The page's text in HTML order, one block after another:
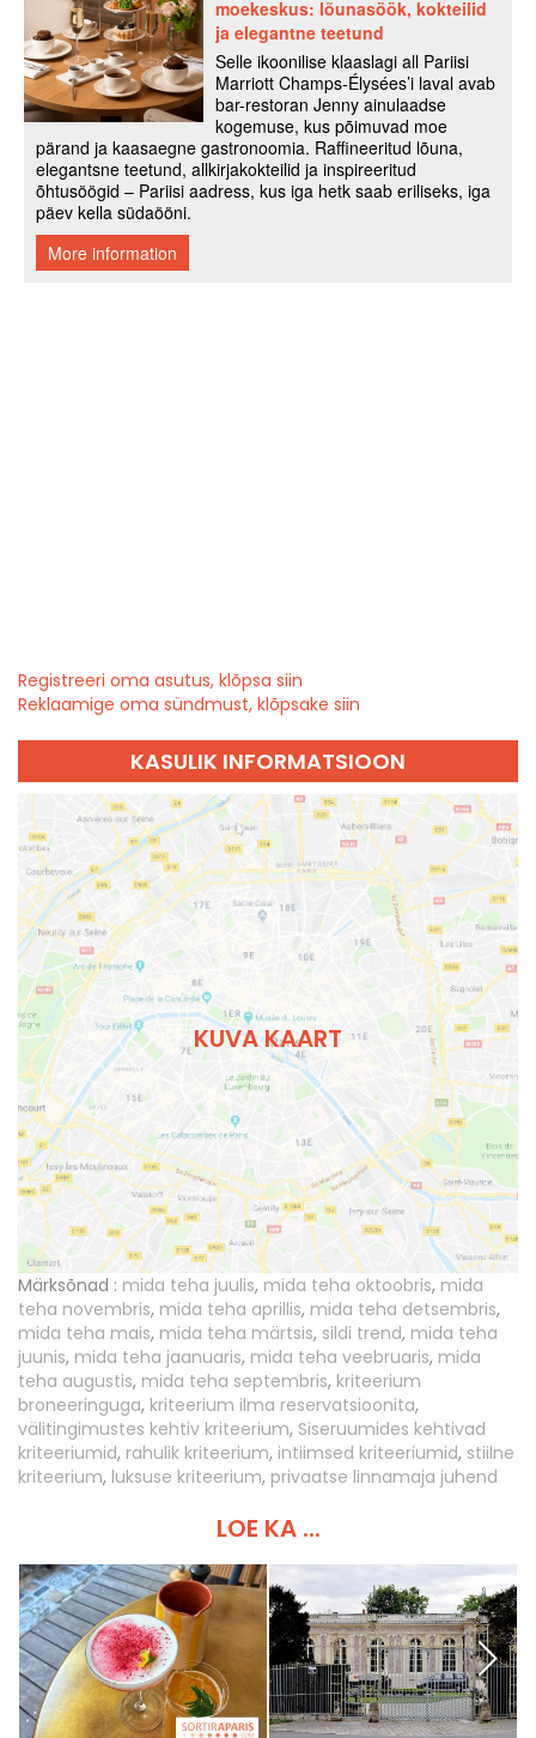
Registreeri oma asutus, klõpsa siin
Reklaamige oma sündmust, klõpsake siin
KASULIK INFORMATSIOON
KUVA KAART
Märksõnad : mida teha juulis, mida teha oktoobris, mida
teha novembris, mida teha aprillis, mida teha detsembris,
mida teha mais, mida teha märtsis, sildi trend, mida teha
juunis, mida teha jaanuaris, mida teha veebruaris, mida
teha augustis, mida teha septembris, kriteerium
broneeringuga, kriteerium ilma reservatsioonita,
välitingimustes kehtiv kriteerium, Siseruumides kehtivad
kriteeriumid, rahulik kriteerium, intiimsed kriteeriumid, stiilne
kriteerium, luksuse kriteerium, privaatse linnamaja juhend
LOE KA ...